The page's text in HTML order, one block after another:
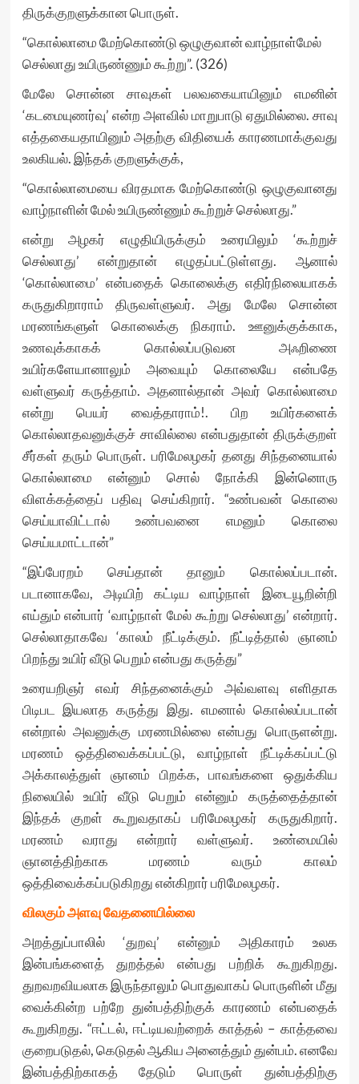
திருக்குறளுக்கான பொருள்.
“கொல்லாமை மேற்கொண்டு ஒழுகுவான் வாழ்நாள்மேல்
செல்லாது உயிருண்ணும் கூற்று”. (326)
மேலே சொன்ன சாவுகள் பலவகையாயினும் எமனின்
‘கடமையுணர்வு’ என்ற அளவில் மாறுபாடு ஏதுமில்லை. சாவு
எத்தகையதாயினும் அதற்கு விதியைக் காரணமாக்குவது
உலகியல். இந்தக் குறளுக்குக்,
“கொல்லாமையை விரதமாக மேற்கொண்டு ஒழுகுவானது
வாழ்நாளின் மேல் உயிருண்ணும் கூற்றுச் செல்லாது.”
என்று அழகர் எழுதியிருக்கும் உரையிலும் ‘கூற்றுச்
செல்லாது’ என்றுதான் எழுதப்பட்டுள்ளது. ஆனால்
‘கொல்லாமை’ என்பதைக் கொலைக்கு எதிர்நிலையாகக்
கருதுகிறாராம் திருவள்ளுவர். அது மேலே சொன்ன
மரணங்களுள் கொலைக்கு நிகராம். ஊனுக்குக்காக,
உணவுக்காகக் கொல்லப்படுவன அஃறிணை
உயிர்களேயானாலும் அவையும் கொலையே என்பதே
வள்ளுவர் கருத்தாம். அதனால்தான் அவர் கொல்லாமை
என்று பெயர் வைத்தாராம்!. பிற உயிர்களைக்
கொல்லாதவனுக்குச் சாவில்லை என்பதுதான் திருக்குறள்
சீர்கள் தரும் பொருள். பரிமேலழகர் தனது சிந்தனையால்
கொல்லாமை என்னும் சொல் நோக்கி இன்னொரு
விளக்கத்தைப் பதிவு செய்கிறார். “உண்பவன் கொலை
செய்யாவிட்டால் உண்பவனை எமனும் கொலை
செய்யமாட்டான்”
“இப்பேரறம் செய்தான் தானும் கொல்லப்படான்.
படானாகவே, அடியிற் கட்டிய வாழ்நாள் இடையூறின்றி
எய்தும் என்பார் ‘வாழ்நாள் மேல் கூற்று செல்லாது’ என்றார்.
செல்லாதாகவே ‘காலம் நீட்டிக்கும். நீட்டித்தால் ஞானம்
பிறந்து உயிர் வீடு பெறும் என்பது கருத்து”
உரையறிஞர் எவர் சிந்தனைக்கும் அவ்வளவு எளிதாக
பிடிபட இயலாத கருத்து இது. எமனால் கொல்லப்படான்
என்றால் அவனுக்கு மரணமில்லை என்பது பொருளன்று.
மரணம் ஒத்திவைக்கப்பட்டு, வாழ்நாள் நீட்டிக்கப்பட்டு
அக்காலத்துள் ஞானம் பிறக்க, பாவங்களை ஒதுக்கிய
நிலையில் உயிர் வீடு பெறும் என்னும் கருத்தைத்தான்
இந்தக் குறள் கூறுவதாகப் பரிமேலழகர் கருதுகிறார்.
மரணம் வராது என்றார் வள்ளுவர். உண்மையில்
ஞானத்திற்காக மரணம் வரும் காலம்
ஒத்திவைக்கப்படுகிறது என்கிறார் பரிமேலழகர்.
விலகும் அளவு வேதனையில்லை
அறத்துப்பாலில் ‘துறவு’ என்னும் அதிகாரம் உலக
இன்பங்களைத் துறத்தல் என்பது பற்றிக் கூறுகிறது.
துறவறவியலாக இருந்தாலும் பொதுவாகப் பொருளின் மீது
வைக்கின்ற பற்றே துன்பத்திற்குக் காரணம் என்பதைக்
கூறுகிறது. “ஈட்டல், ஈட்டியவற்றைக் காத்தல் – காத்தவை
குறைபடுதல், கெடுதல் ஆகிய அனைத்தும் துன்பம். எனவே
இன்பத்திற்காகத் தேடும் பொருள் துன்பத்திற்கு